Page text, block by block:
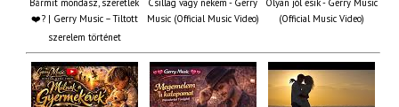
Bármit mondasz, szeretlek
❤️‍? | Gerry Music – Tiltott
szerelem történet
Csillag vagy nekem - Gerry
Music (Official Music Video)
Olyan jól esik - Gerry Music
(Official Music Video)